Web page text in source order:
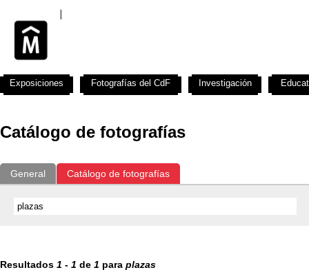
Catálogo de fotografías
General Catálogo de fotografías
Resultados 1 - 1 de 1 para plazas
Exposiciones Fotografías del CdF Investigación